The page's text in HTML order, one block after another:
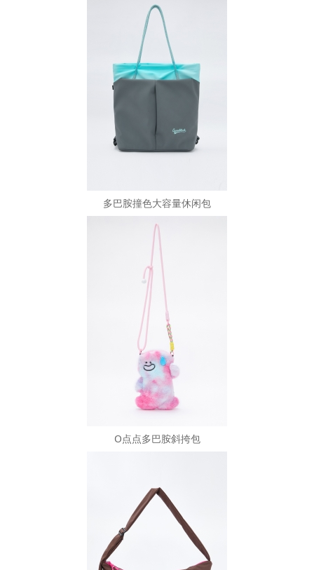
多巴胺撞色大容量休闲包
O点点多巴胺斜挎包